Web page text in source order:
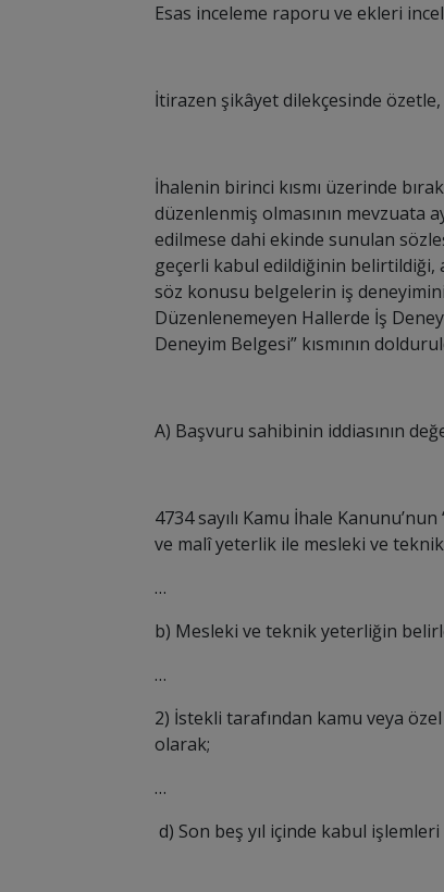
Esas inceleme raporu ve ekleri
İtirazen şikâyet dilekçesinde özetle,
İhalenin birinci kısmı üzerinde
düzenlenmiş olmasının mevzuata
edilmese dahi ekinde sunulan
geçerli kabul edildiğinin belirtildiği,
söz konusu belgelerin iş
Düzenlenemeyen Hallerde İş
Deneyim Belgesi” kısmının
A) Başvuru sahibinin iddiasının
4734 sayılı Kamu İhale
ve malî yeterlik ile mesleki ve
…
b) Mesleki ve teknik yeterliğin
…
2) İstekli tarafından kamu veya
olarak;
…
d) Son beş yıl içinde kabul